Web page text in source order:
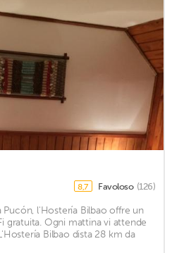
8,7 Favoloso (126)
Pucón, l'Hostería Bilbao offre un
gratuita. Ogni mattina vi attende
Bilbao dista 28 km da